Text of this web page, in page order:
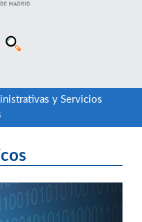
y Servicios